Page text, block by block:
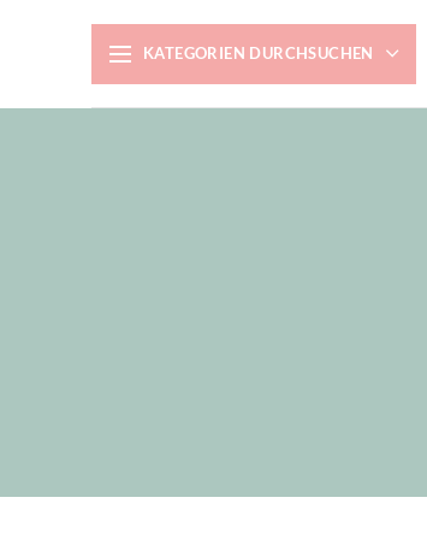
KATEGORIEN DURCHSUCHEN